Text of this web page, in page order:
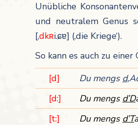
Unübliche
und neutralem Genus
[‚dkʀi.ɕɐ] (‚die Kriege‘).
So kann es auch zu
[d]
Du mengs d
[d:]
Du mengs d’D
[t:]
Du mengs d’T